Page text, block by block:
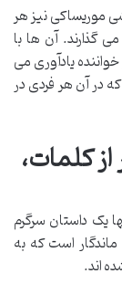
موریساکی نیز هر
گذارند. آن ها با
یادآوری می
در آن هر فردی در
کلمات،
یک داستان سرگرم
است که به
اند.